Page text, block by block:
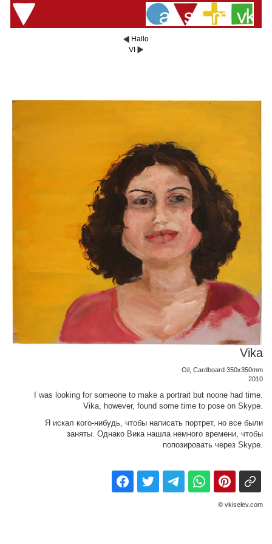
Hallo
VI
Vika
Oil, Cardboard 350x350mm
2010
I was looking for someone to make a portrait but noone had time.
Vika, however, found some time to pose on Skype.
Я искал кого-нибудь, чтобы написать портрет, но все были
заняты. Однако Вика нашла немного времени, чтобы
попозировать через Skype.
© vkiselev.com